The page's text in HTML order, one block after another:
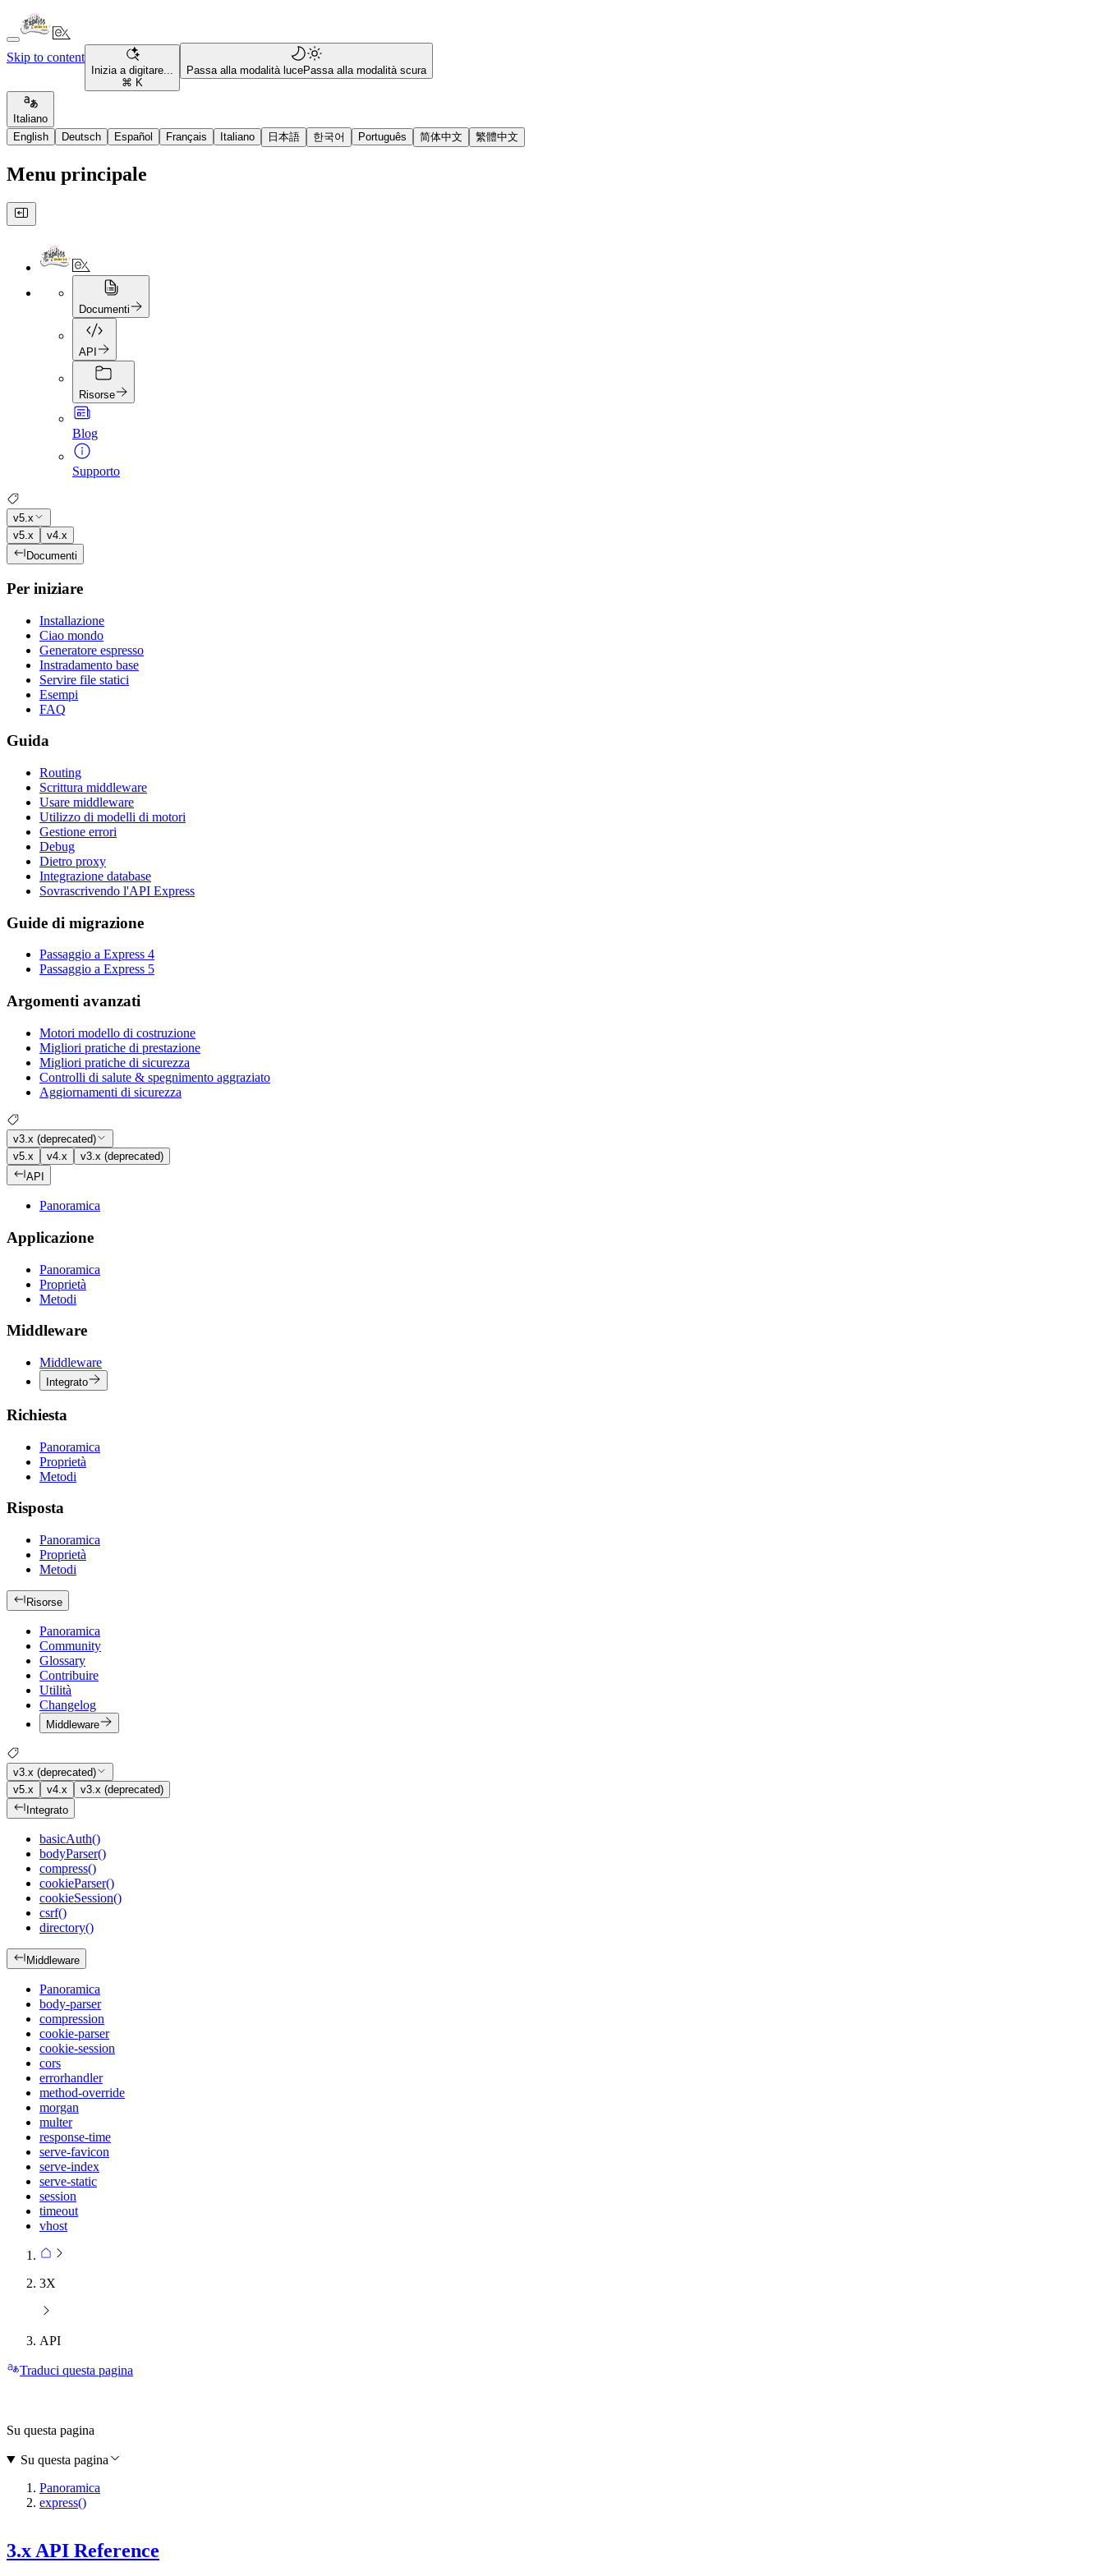
Skip to content
Inizia a digitare...
⌘ K
Passa alla modalità lucePassa alla modalità scura
Italiano
English
Deutsch Español Français Italiano 日本語 한국어 Português 简体中文 繁體中文
Menu principale
Documenti
API
Risorse
Blog
Supporto
v5.x
v5.x
v4.x
Documenti
Per iniziare
Installazione
Ciao mondo
Generatore espresso
Instradamento base
Servire file statici
Esempi
FAQ
Guida
Routing
Scrittura middleware
Usare middleware
Utilizzo di modelli di motori
Gestione errori
Debug
Dietro proxy
Integrazione database
Sovrascrivendo l'API Express
Guide di migrazione
Passaggio a Express 4
Passaggio a Express 5
Argomenti avanzati
Motori modello di costruzione
Migliori pratiche di prestazione
Migliori pratiche di sicurezza
Controlli di salute & spegnimento aggraziato
Aggiornamenti di sicurezza
v3.x (deprecated)
v5.x
v4.x
v3.x (deprecated)
API
Panoramica
Applicazione
Panoramica
Proprietà
Metodi
Middleware
Middleware
Integrato
Richiesta
Panoramica
Proprietà
Metodi
Risposta
Panoramica
Proprietà
Metodi
Risorse
Panoramica
Community
Glossary
Contribuire
Utilità
Changelog
Middleware
v3.x (deprecated)
v5.x
v4.x
v3.x (deprecated)
Integrato
basicAuth()
bodyParser()
compress()
cookieParser()
cookieSession()
csrf()
directory()
Middleware
Panoramica
body-parser
compression
cookie-parser
cookie-session
cors
errorhandler
method-override
morgan
multer
response-time
serve-favicon
serve-index
serve-static
session
timeout
vhost
3X
API
Traduci questa pagina
3.x API Reference
Su questa pagina
Su questa pagina
Panoramica
express()